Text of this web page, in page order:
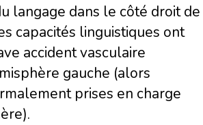
langage dans le côté droit de
capacités linguistiques ont
accident vasculaire
gauche (alors
prises en charge